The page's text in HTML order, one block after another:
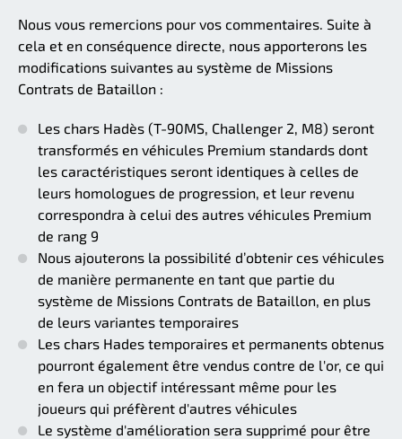
Nous vous remercions pour vos commentaires. Suite à
cela et en conséquence directe, nous apporterons les
modifications suivantes au système de Missions
Contrats de Bataillon :
Les chars Hadès (T-90MS, Challenger 2, M8) seront
transformés en véhicules Premium standards dont
les caractéristiques seront identiques à celles de
leurs homologues de progression, et leur revenu
correspondra à celui des autres véhicules Premium
de rang 9
Nous ajouterons la possibilité d’obtenir ces véhicules
de manière permanente en tant que partie du
système de Missions Contrats de Bataillon, en plus
de leurs variantes temporaires
Les chars Hades temporaires et permanents obtenus
pourront également être vendus contre de l'or, ce qui
en fera un objectif intéressant même pour les
joueurs qui préfèrent d'autres véhicules
Le système d'amélioration sera supprimé pour être